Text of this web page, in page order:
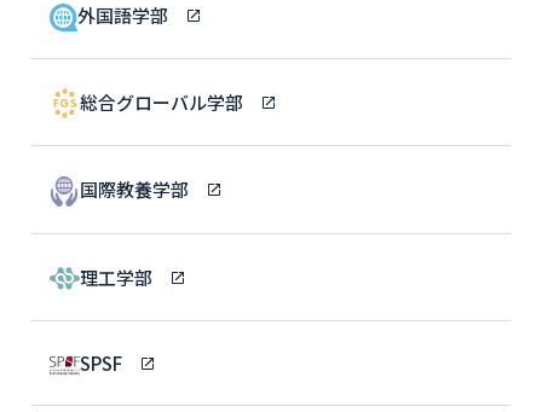
外国語学部
総合グローバル学部
国際教養学部
理工学部
SPSF